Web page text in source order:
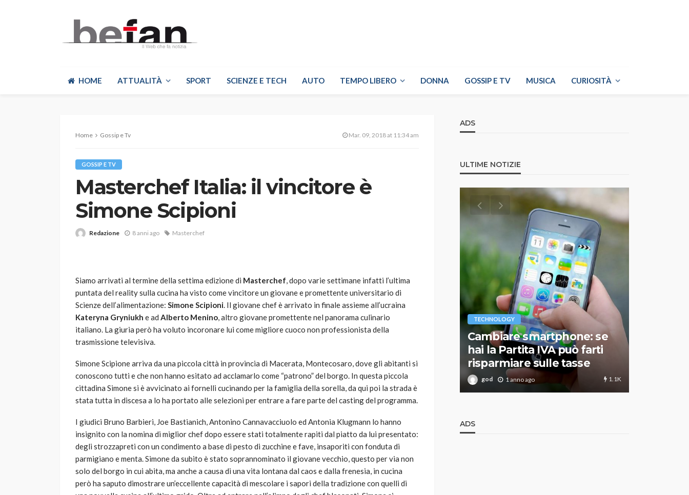
HOME ATTUALITÀ SPORT SCIENZE E TECH AUTO TEMPO LIBERO DONNA GOSSIP E TV MUSICA CURIOSITÀ
Home Gossip e Tv Mar. 09, 2018 at 11:34 am
GOSSIP E TV
Masterchef Italia: il vincitore è
Simone Scipioni
Redazione 8 anni ago Masterchef
Siamo arrivati al termine della settima edizione di Masterchef, dopo varie settimane infatti l’ultima
puntata del reality sulla cucina ha visto come vincitore un giovane e promettente universitario di
Scienze dell’alimentazione: Simone Scipioni. Il giovane chef è arrivato in finale assieme all’ucraina
Kateryna Gryniukh e ad Alberto Menino, altro giovane promettente nel panorama culinario
italiano. La giuria però ha voluto incoronare lui come migliore cuoco non professionista della
trasmissione televisiva.
Simone Scipione arriva da una piccola città in provincia di Macerata, Montecosaro, dove gli abitanti si
conoscono tutti e che non hanno esitato ad acclamarlo come “patrono” del borgo. In questa piccola
cittadina Simone si è avvicinato ai fornelli cucinando per la famiglia della sorella, da qui poi la strada è
stata tutta in discesa a lo ha portato alle selezioni per entrare a fare parte del casting del programma.
I giudici Bruno Barbieri, Joe Bastianich, Antonino Cannavacciuolo ed Antonia Klugmann lo hanno
insignito con la nomina di miglior chef dopo essere stati totalmente rapiti dal piatto da lui presentato:
degli strozzapreti con un condimento a base di pesto di zucchine e fave, insaporiti con fonduta di
parmigiano e menta. Simone da subito è stato soprannominato il giovane vecchio, questo per via non
solo del borgo in cui abita, ma anche a causa di una vita lontana dal caos e dalla frenesia, in cucina
però ha saputo dimostrare un’eccellente capacità di mescolare i sapori della tradizione con quelli di
ADS
ULTIME NOTIZIE
VARIE
scegliere per il tuo prato
god 1 anno ago 785
AUTO SPORT
MG alle Final 8 di Coppa
Davis: tennis mondiale e
passione per
abbracciano la stessa causa
god 9 mesi ago
TECHNOLOGY
Cambiare smartphone: se
hai la Partita IVA può farti
risparmiare sulle tasse
god 1 anno ago 1.1K
ADS